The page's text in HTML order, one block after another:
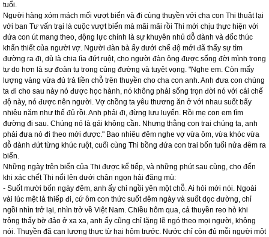
tuổi.
Người hàng xóm mách mối vượt biển và đi cùng thuyền với cha con Thi thuật lại
với ban Tư vấn trại là cuộc vượt biển mà mãi mãi rồi Thi mới chịu thực hiện với
đứa con út mang theo, động lực chính là sự khuyên nhủ dỗ dành và đốc thúc
khẩn thiết của người vợ. Người đàn bà ấy dưới chế độ mới đã thấy sự tìm
đường ra đi, dù là chia lìa đứt ruột, cho người đàn ông được sống đời mình trong
tự do hơn là sự đoàn tụ trong cùng đường và tuyệt vọng. "Nghe em. Còn mấy
lượng vàng vừa đủ trả tiền chỗ trên thuyền cho cha con anh. Anh đưa con chúng
ta đi cho sau này nó được học hành, nó không phải sống trọn đời nó với cái chế
độ này, nó được nên người. Vợ chồng ta yêu thương ăn ở với nhau suốt bấy
nhiêu năm như thế đủ rồi. Anh phải đi, đừng lưu luyến. Rồi mẹ con em tìm
đường đi sau. Chúng nó là gái không cần. Nhưng thằng con trai chúng ta, anh
phải đưa nó đi theo mới được." Bao nhiêu đêm nghe vợ vừa ôm, vừa khóc vừa
dỗ dành đứt từng khúc ruột, cuối cùng Thi bồng đứa con trai bốn tuổi nửa đêm ra
biển.
Những ngày trên biển của Thi được kể tiếp, và những phút sau cùng, cho đến
khi xác chết Thi nổi lên dưới chân ngọn hải đăng mù:
- Suốt mười bốn ngày đêm, anh ấy chỉ ngồi yên một chỗ. Ai hỏi mới nói. Ngoài
vài lúc mệt lả thiếp đi, cứ ôm con thức suốt đêm ngày và suốt dọc đường, chỉ
ngồi nhìn trở lại, nhìn trở về Việt Nam. Chiều hôm qua, cả thuyền reo hò khi
trông thấy bờ đảo ở xa xa, anh ấy cũng chỉ lặng lẽ ngó theo mọi người, không
nói. Thuyền đã cạn lương thực từ hai hôm trước. Nước chỉ còn đủ mỗi người một